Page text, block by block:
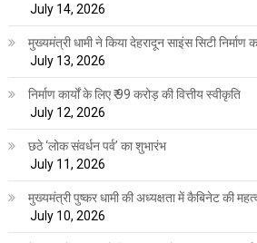
July 14, 2026
मुख्यमंत्री धामी ने किया देहरादून साइंस सिटी निर्माण
July 13, 2026
निर्माण कार्यों के लिए ₹ 99 करोड़ की वित्तीय स्वीकृति
July 12, 2026
छठे ‘लोक संवर्धन पर्व’ का शुभारंभ
July 11, 2026
मुख्यमंत्री पुष्कर धामी की अध्यक्षता में कैबिनेट की
July 10, 2026